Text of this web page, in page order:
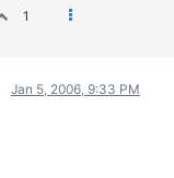
1
Jan 5, 2006, 9:33 PM